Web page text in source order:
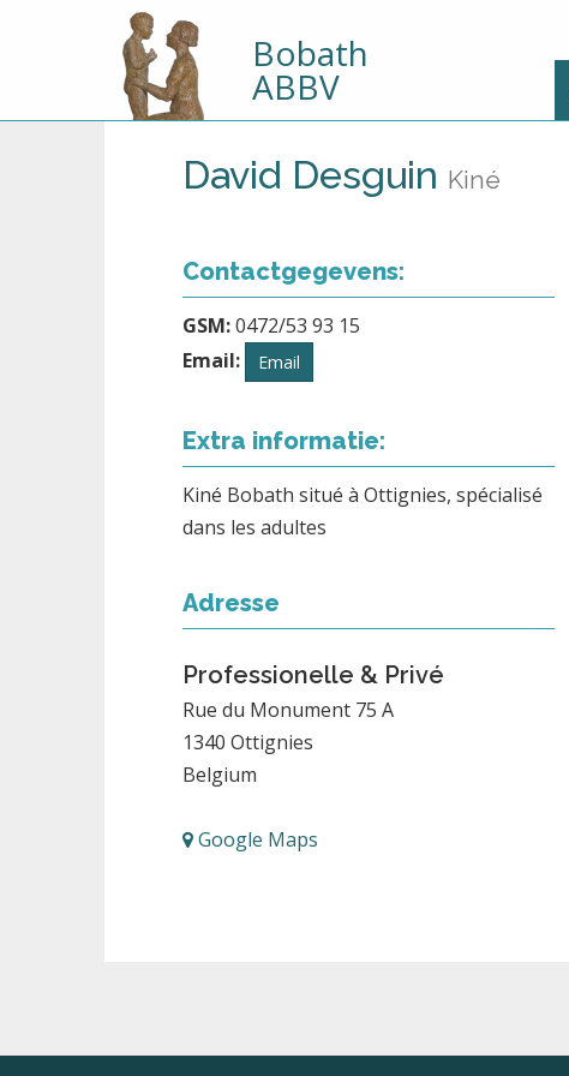
Bobath
ABBV
David Desguin Kiné
Contactgegevens:
GSM:0472/53 93 15
Email:
Email
Extra informatie:
Kiné Bobath situé à Ottignies, spécialisé
dans les adultes
Adresse
Professionelle & Privé
Rue du Monument 75 A
1340 Ottignies
Belgium
Google Maps